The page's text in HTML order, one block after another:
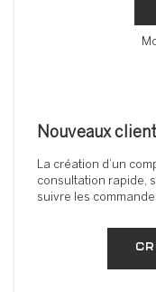
Nouveaux
La création d’un
consultation rapide,
suivre les